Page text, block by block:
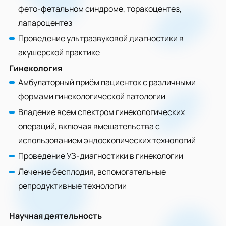
фето-фетальном синдроме, торакоцентез,
лапароцентез
Проведение ультразвуковой диагностики в
акушерской практике
Гинекология
Амбулаторный приём пациенток с различными
формами гинекологической патологии
Владение всем спектром гинекологических
операций, включая вмешательства с
использованием эндоскопических технологий
Проведение УЗ-диагностики в гинекологии
Лечение бесплодия, вспомогательные
репродуктивные технологии
Научная деятельность